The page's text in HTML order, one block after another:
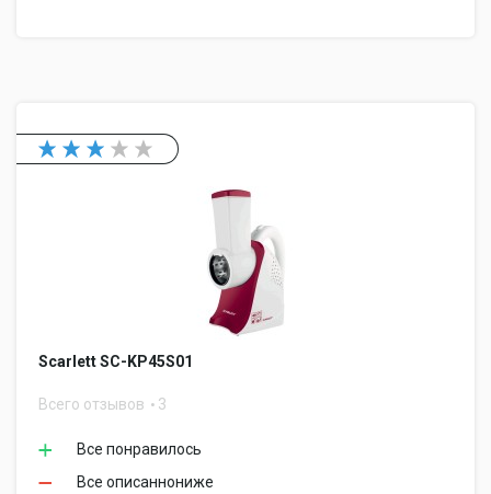
Scarlett SC-KP45S01
Всего отзывов 3
Все понравилось
Все описаннониже